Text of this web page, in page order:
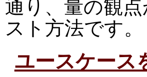
通り、量の観
スト方法です。
ユースケース